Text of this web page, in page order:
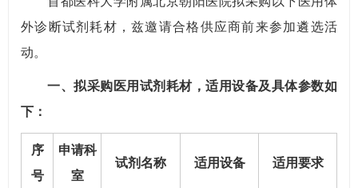
外诊断试剂耗材，兹邀请合格供应商前来参加遴选活
动。
一、拟采购医用试剂耗材，适用设备及具体参数如
下：
序
号
申请科
室
试剂名称 适用设备 适用要求